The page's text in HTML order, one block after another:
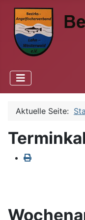
Aktuelle Seite: